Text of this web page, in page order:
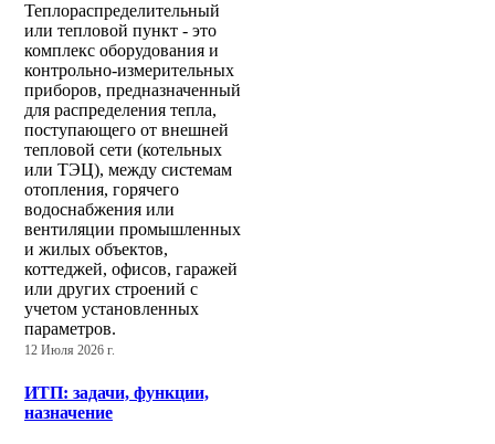
Теплораспределительный
или тепловой пункт - это
комплекс оборудования и
контрольно-измерительных
приборов, предназначенный
для распределения тепла,
поступающего от внешней
тепловой сети (котельных
или ТЭЦ), между системам
отопления, горячего
водоснабжения или
вентиляции промышленных
и жилых объектов,
коттеджей, офисов, гаражей
или других строений с
учетом установленных
параметров.
12 Июля 2026 г.
ИТП: задачи, функции,
назначение